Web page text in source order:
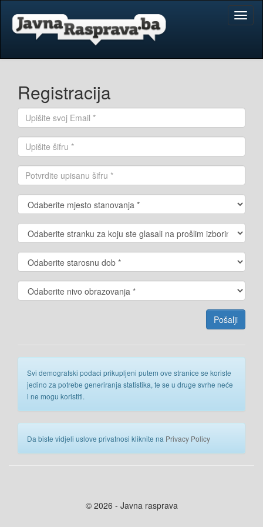
Registracija
Svi demografski podaci prikupljeni putem ove stranice se koriste
jedino za potrebe generiranja statistika, te se u druge svrhe neće
i ne mogu koristiti.
Da biste vidjeli uslove privatnosi kliknite na Privacy Policy
© 2026 - Javna rasprava